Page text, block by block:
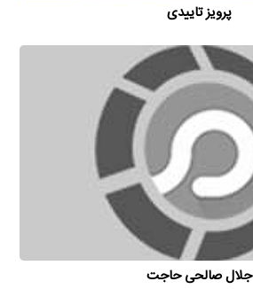
پرویز تاییدی
جلال صالحی حاجت